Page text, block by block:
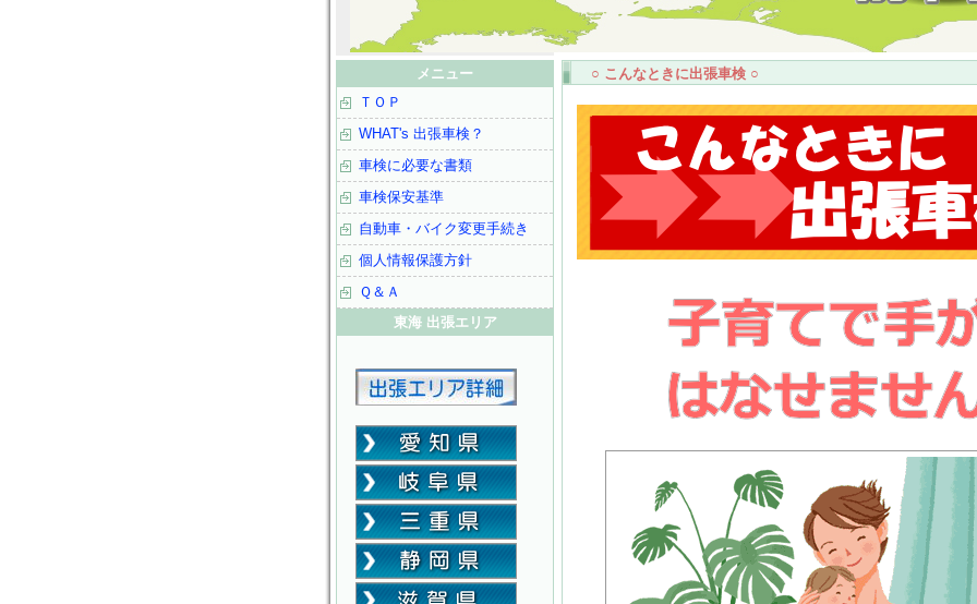
○ こんなときに出張車検 ○
メニュー
ＴＯＰ
WHAT's 出張車検？
車検に必要な書類
車検保安基準
自動車・バイク変更手続き
個人情報保護方針
Ｑ＆Ａ
東海 出張エリア